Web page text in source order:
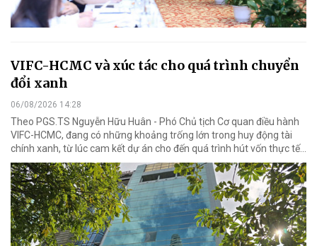
VIFC-HCMC và xúc tác cho quá trình chuyển
đổi xanh
06/08/2026 14:28
Theo PGS.TS Nguyễn Hữu Huân - Phó Chủ tịch Cơ quan điều hành
VIFC-HCMC, đang có những khoảng trống lớn trong huy động tài
chính xanh, từ lúc cam kết dự án cho đến quá trình hút vốn thực tế...